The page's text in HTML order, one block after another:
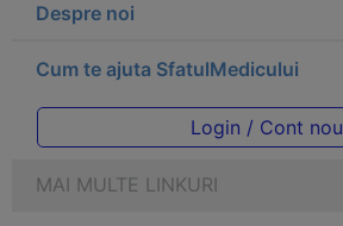
Despre noi
Cum te ajuta SfatulMedicului
Login / Cont nou
MAI MULTE LINKURI